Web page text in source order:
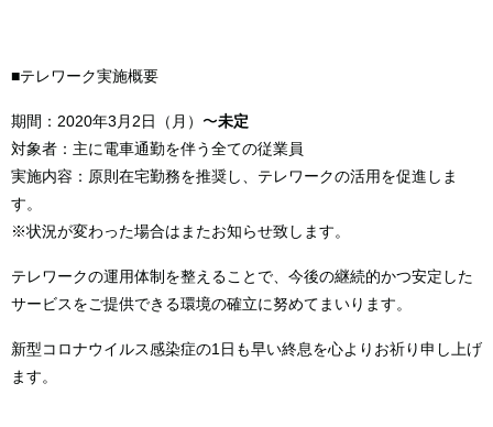
■テレワーク実施概要
期間：2020年3月2日（月）〜未定
対象者：主に電車通勤を伴う全ての従業員
実施内容：原則在宅勤務を推奨し、テレワークの活用を促進しま
す。
※状況が変わった場合はまたお知らせ致します。
テレワークの運用体制を整えることで、今後の継続的かつ安定した
サービスをご提供できる環境の確立に努めてまいります。
新型コロナウイルス感染症の1日も早い終息を心よりお祈り申し上げ
ます。